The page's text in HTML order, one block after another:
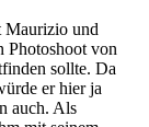
Maurizio und
Photoshoot von
sollte. Da
er hier ja
auch. Als